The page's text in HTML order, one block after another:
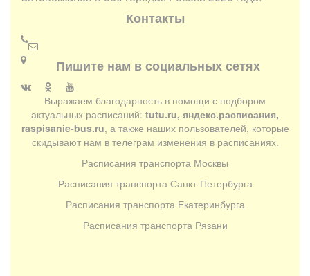
Контакты
Пишите нам в социальных сетях
Выражаем благодарность в помощи с подбором
актуальных расписаний: tutu.ru, яндекс.расписания,
raspisanie-bus.ru, а также наших пользователей, которые
скидывают нам в телеграм изменения в расписаниях.
Расписания транспорта Москвы
Расписания транспорта Санкт-Петербурга
Расписания транспорта Екатеринбурга
Расписания транспорта Рязани